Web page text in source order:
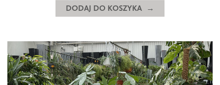
zakamarków wykorzystamy rośliny w naturze
występujące w poszyciu lasów tropikalnych. Kalatee i
malowane. Dodaj do swojej kolekcji dzieł sztuki, te
pisane przez matkę naturę.
Wiele roślin domowych bezpiecznych dla pupili tworzy
formy przewieszające. To kwiaty do zadań specjalnych
DODAJ DO KOSZYKA